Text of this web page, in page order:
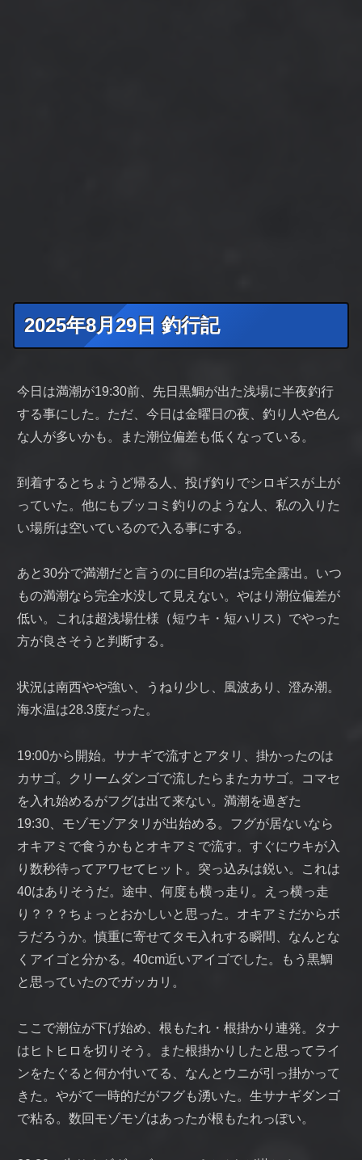
2025年8月29日 釣行記
今日は満潮が19:30前、先日黒鯛が出た浅場に半夜釣行
する事にした。ただ、今日は金曜日の夜、釣り人や色ん
な人が多いかも。また潮位偏差も低くなっている。
到着するとちょうど帰る人、投げ釣りでシロギスが上が
っていた。他にもブッコミ釣りのような人、私の入りた
い場所は空いているので入る事にする。
あと30分で満潮だと言うのに目印の岩は完全露出。いつ
もの満潮なら完全水没して見えない。やはり潮位偏差が
低い。これは超浅場仕様（短ウキ・短ハリス）でやった
方が良さそうと判断する。
状況は南西やや強い、うねり少し、風波あり、澄み潮。
海水温は28.3度だった。
19:00から開始。サナギで流すとアタリ、掛かったのは
カサゴ。クリームダンゴで流したらまたカサゴ。コマセ
を入れ始めるがフグは出て来ない。満潮を過ぎた
19:30、モゾモゾアタリが出始める。フグが居ないなら
オキアミで食うかもとオキアミで流す。すぐにウキが入
り数秒待ってアワセてヒット。突っ込みは鋭い。これは
40はありそうだ。途中、何度も横っ走り。えっ横っ走
り？？？ちょっとおかしいと思った。オキアミだからボ
ラだろうか。慎重に寄せてタモ入れする瞬間、なんとな
くアイゴと分かる。40cm近いアイゴでした。もう黒鯛
と思っていたのでガッカリ。
ここで潮位が下げ始め、根もたれ・根掛かり連発。タナ
はヒトヒロを切りそう。また根掛かりしたと思ってライ
ンをたぐると何か付いてる、なんとウニが引っ掛かって
きた。やがて一時的だがフグも湧いた。生サナギダンゴ
で粘る。数回モゾモゾはあったが根もたれっぽい。